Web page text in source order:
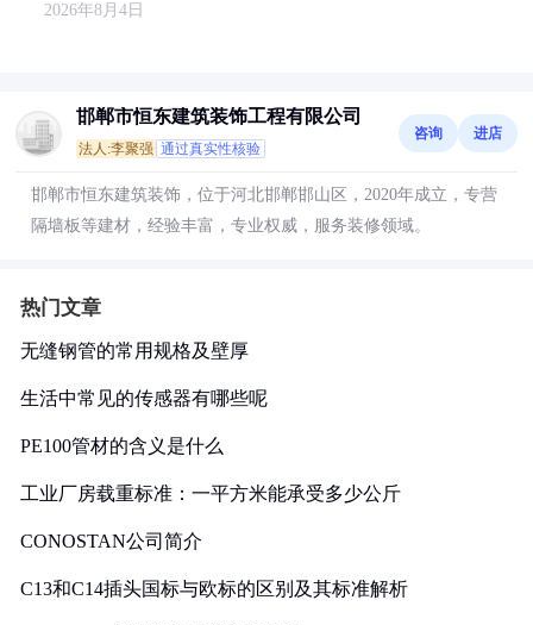
2026年8月4日
邯郸市恒东建筑装饰工程有限公司
法人:李聚强 通过真实性核验
咨询 进店
邯郸市恒东建筑装饰，位于河北邯郸邯山区，2020年成立，专营
隔墙板等建材，经验丰富，专业权威，服务装修领域。
热门文章
无缝钢管的常用规格及壁厚
生活中常见的传感器有哪些呢
PE100管材的含义是什么
工业厂房载重标准：一平方米能承受多少公斤
CONOSTAN公司简介
C13和C14插头国标与欧标的区别及其标准解析